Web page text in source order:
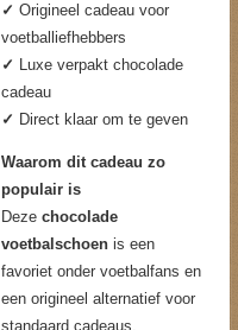
✓ Origineel cadeau voor
voetballiefhebbers
✓ Luxe verpakt chocolade
cadeau
✓ Direct klaar om te geven
Waarom dit cadeau zo
populair is
Deze chocolade
voetbalschoen is een
favoriet onder voetbalfans en
een origineel alternatief voor
standaard cadeaus.